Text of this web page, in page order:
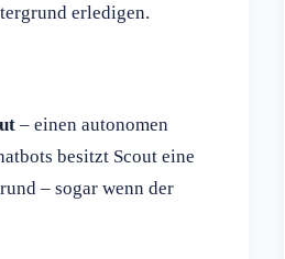
erledigen.
– einen autonomen
besitzt Scout eine
– sogar wenn der